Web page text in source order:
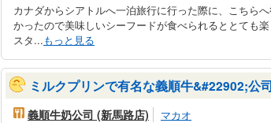
カナダからシアトルへ一泊旅行に行った際に、こちら
かったので美味しいシーフードが食べられるととても
スタ...もっと見る
ミルクプリンで有名な義順牛&#22902;公司
義順牛奶公司 (新馬路店) マカオ